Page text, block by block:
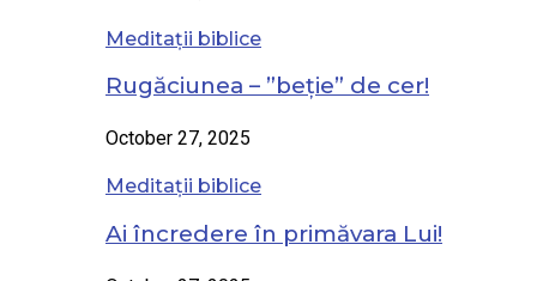
Meditații biblice
Rugăciunea – ”beție” de cer!
October 27, 2025
Meditații biblice
Ai încredere în primăvara Lui!